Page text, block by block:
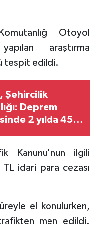
Otoyol
araştırma
tespit edildi.
Şehircilik
Deprem
2 yılda 455
Kanunu'nun ilgili
idari para cezası
el konulurken,
men edildi.